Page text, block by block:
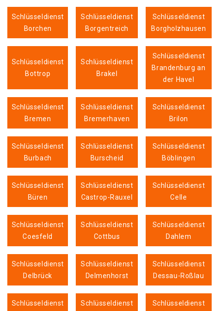
Schlüsseldienst
Borchen
Schlüsseldienst
Borgentreich
Schlüsseldienst
Borgholzhausen
Schlüsseldienst
Bottrop
Schlüsseldienst
Brakel
Schlüsseldienst
Brandenburg an
der Havel
Schlüsseldienst
Bremen
Schlüsseldienst
Bremerhaven
Schlüsseldienst
Brilon
Schlüsseldienst
Burbach
Schlüsseldienst
Burscheid
Schlüsseldienst
Böblingen
Schlüsseldienst
Büren
Schlüsseldienst
Castrop-Rauxel
Schlüsseldienst
Celle
Schlüsseldienst
Coesfeld
Schlüsseldienst
Cottbus
Schlüsseldienst
Dahlem
Schlüsseldienst
Delbrück
Schlüsseldienst
Delmenhorst
Schlüsseldienst
Dessau-Roßlau
Schlüsseldienst
Schlüsseldienst
Schlüsseldienst